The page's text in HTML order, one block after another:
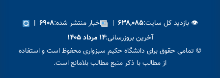
👁 بازدید کل سایت:۶۳۸,۰۸۵ | اخبار منتشر شده:۶۹۰۸ |
آخرین بروزرسانی:۱۴ مرداد ۱۴۰۵
© تمامی حقوق برای دانشگاه حکیم سبزواری محفوظ است و استفاده
از مطالب با ذکر منبع مطالب بلامانع است.